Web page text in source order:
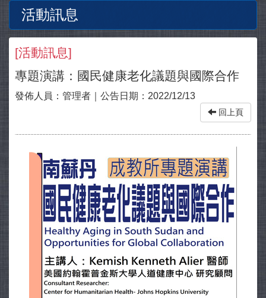
活動訊息
[活動訊息]
專題演講：國民健康老化議題與國際合作
發佈人員： 管理者 ｜公告日期： 2022/12/13
回上頁